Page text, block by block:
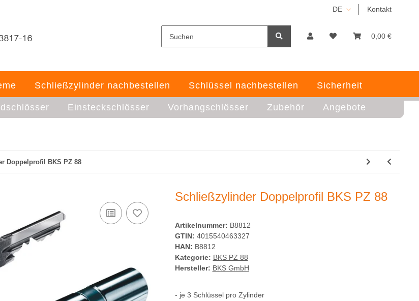
DE Kontakt
0,00 €
Schließzylinder nachbestellen Schlüssel nachbestellen Sicherheit
Einsteckschlösser Vorhangschlösser Zubehör Angebote
Doppelprofil BKS PZ 88
Schließzylinder Doppelprofil BKS PZ 88
Artikelnummer: B8812
GTIN: 4015540463327
HAN: B8812
Kategorie: BKS PZ 88
Hersteller: BKS GmbH
- je 3 Schlüssel pro Zylinder